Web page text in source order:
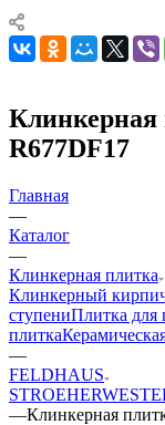
Клинкерная
R677DF17
Главная
—
Каталог
—
Клинкерная плитка
Клинкерный
ступениПлитка для
плитка
—
FELDHAUS
STROEHER
—Клинкерная